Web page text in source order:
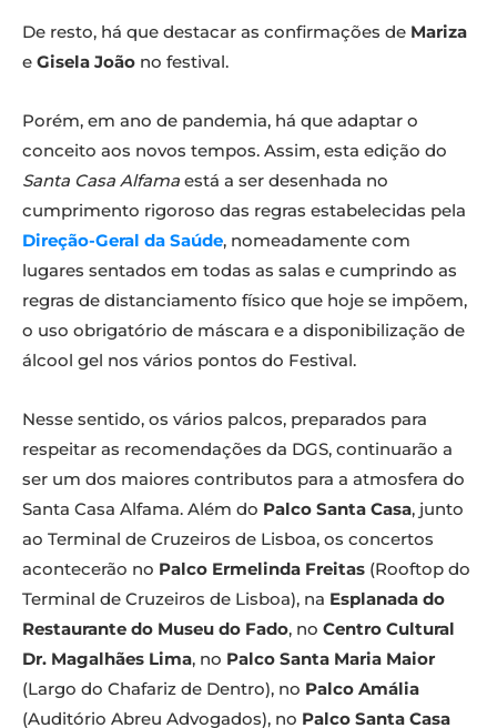
De resto, há que destacar as confirmações de Mariza
e Gisela João no festival.
Porém, em ano de pandemia, há que adaptar o
conceito aos novos tempos. Assim, esta edição do
Santa Casa Alfama está a ser desenhada no
cumprimento rigoroso das regras estabelecidas pela
Direção-Geral da Saúde, nomeadamente com
lugares sentados em todas as salas e cumprindo as
regras de distanciamento físico que hoje se impõem,
o uso obrigatório de máscara e a disponibilização de
álcool gel nos vários pontos do Festival.
Nesse sentido, os vários palcos, preparados para
respeitar as recomendações da DGS, continuarão a
ser um dos maiores contributos para a atmosfera do
Santa Casa Alfama. Além do Palco Santa Casa, junto
ao Terminal de Cruzeiros de Lisboa, os concertos
acontecerão no Palco Ermelinda Freitas (Rooftop do
Terminal de Cruzeiros de Lisboa), na Esplanada do
Restaurante do Museu do Fado, no Centro Cultural
Dr. Magalhães Lima, no Palco Santa Maria Maior
(Largo do Chafariz de Dentro), no Palco Amália
(Auditório Abreu Advogados), no Palco Santa Casa